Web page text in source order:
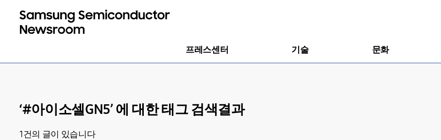
프레스센터 기술 문화
‘#아이소셀GN5’ 에 대한 태그 검색결과
1건의 글이 있습니다